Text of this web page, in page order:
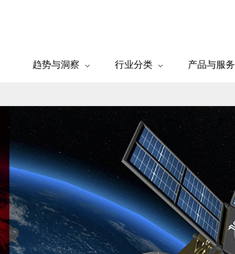
趋势与洞察 行业分类 产品与服务